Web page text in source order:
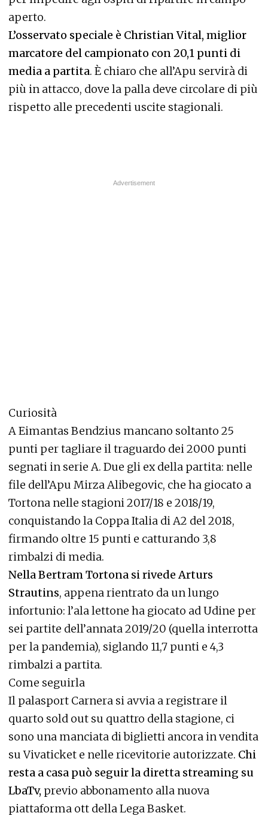
aperto.
L’osservato speciale è Christian Vital, miglior
marcatore del campionato con 20,1 punti di
media a partita. È chiaro che all’Apu servirà di
più in attacco, dove la palla deve circolare di più
rispetto alle precedenti uscite stagionali.
Curiosità
A Eimantas Bendzius mancano soltanto 25
punti per tagliare il traguardo dei 2000 punti
segnati in serie A. Due gli ex della partita: nelle
file dell’Apu Mirza Alibegovic, che ha giocato a
Tortona nelle stagioni 2017/18 e 2018/19,
conquistando la Coppa Italia di A2 del 2018,
firmando oltre 15 punti e catturando 3,8
rimbalzi di media.
Nella Bertram Tortona si rivede Arturs
Strautins, appena rientrato da un lungo
infortunio: l’ala lettone ha giocato ad Udine per
sei partite dell’annata 2019/20 (quella interrotta
per la pandemia), siglando 11,7 punti e 4,3
rimbalzi a partita.
Come seguirla
Il palasport Carnera si avvia a registrare il
quarto sold out su quattro della stagione, ci
sono una manciata di biglietti ancora in vendita
su Vivaticket e nelle ricevitorie autorizzate. Chi
resta a casa può seguir la diretta streaming su
LbaTv, previo abbonamento alla nuova
piattaforma ott della Lega Basket.